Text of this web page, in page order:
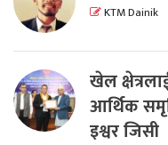
KTM Dainik
खेल
आर्थिक
इश्वर जिसी